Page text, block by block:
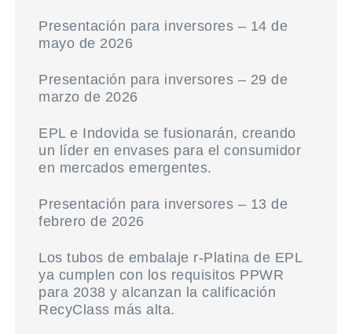
Presentación para inversores – 14 de
mayo de 2026
Presentación para inversores – 29 de
marzo de 2026
EPL e Indovida se fusionarán, creando
un líder en envases para el consumidor
en mercados emergentes.
Presentación para inversores – 13 de
febrero de 2026
Los tubos de embalaje r-Platina de EPL
ya cumplen con los requisitos PPWR
para 2038 y alcanzan la calificación
RecyClass más alta.